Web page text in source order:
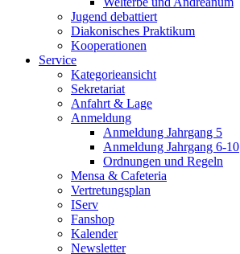
Jugend debattiert
Diakonisches Praktikum
Kooperationen
Service
Kategorieansicht
Sekretariat
Anfahrt & Lage
Anmeldung
Anmeldung Jahrgang 5
Anmeldung Jahrgang 6-10
Ordnungen und Regeln
Mensa & Cafeteria
Vertretungsplan
IServ
Fanshop
Kalender
Newsletter